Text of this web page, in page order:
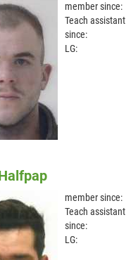
member since:
Teach assistant
since:
LG:
member since:
Teach assistant
since:
LG: